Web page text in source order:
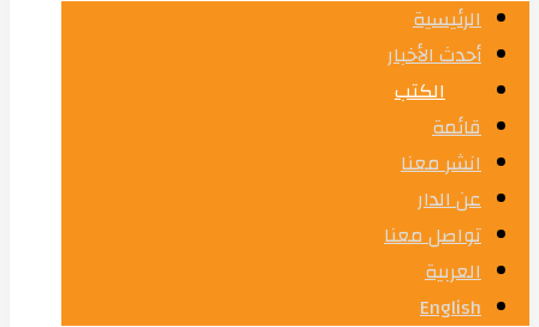
الرئيسية
أحدث الأخبار
الكتب
قائمة
انشر معنا
عن الدار
تواصل معنا
العربية
English